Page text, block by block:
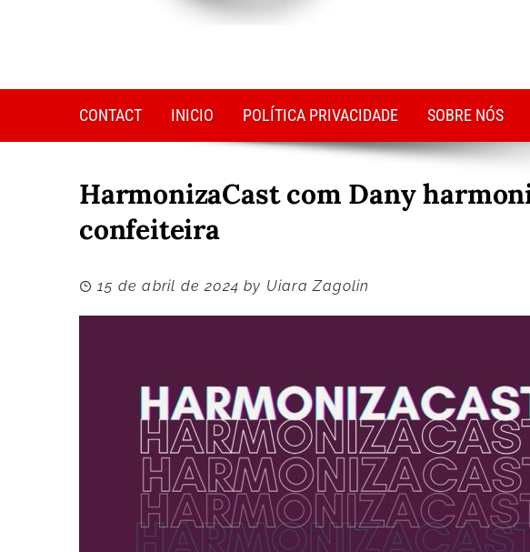
CONTACT INICIO POLÍTICA PRIVACIDADE SOBRE NÓS
HarmonizaCast com Dany
confeiteira
15 de abril de 2024 by Uiara Zagolin